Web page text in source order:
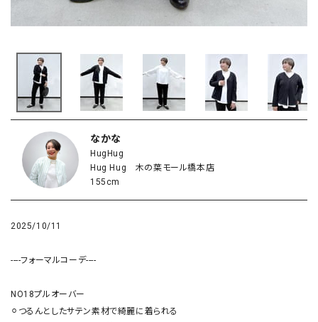
なかな
HugHug
Hug Hug 木の葉モール橋本店
155cm
2025/10/11
----フォーマルコーデ----
NO18プルオーバー
⚪︎つるんとしたサテン素材で綺麗に着られる